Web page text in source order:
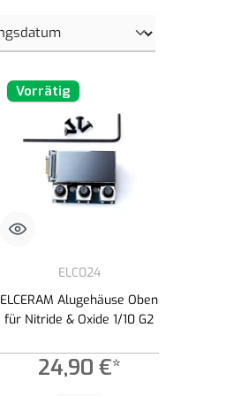
Vorrätig
ELC024
ELCERAM Alugehäuse Oben
für Nitride & Oxide 1/10 G2
24,90 €*